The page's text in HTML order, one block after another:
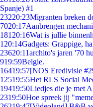
Spanje) #1
23220:23Migranten breken
7020:17Aanbrengen
181 20:16Wat is jullie
1 20:14Gadgets: Grappige,
23620:11archito's jaren '70
919:59Belgie.
16419:57[NOS Eredivisie
12519:55Het RLS Social
19419:50Liedjes die je met
2319:50Hoe spreek jij